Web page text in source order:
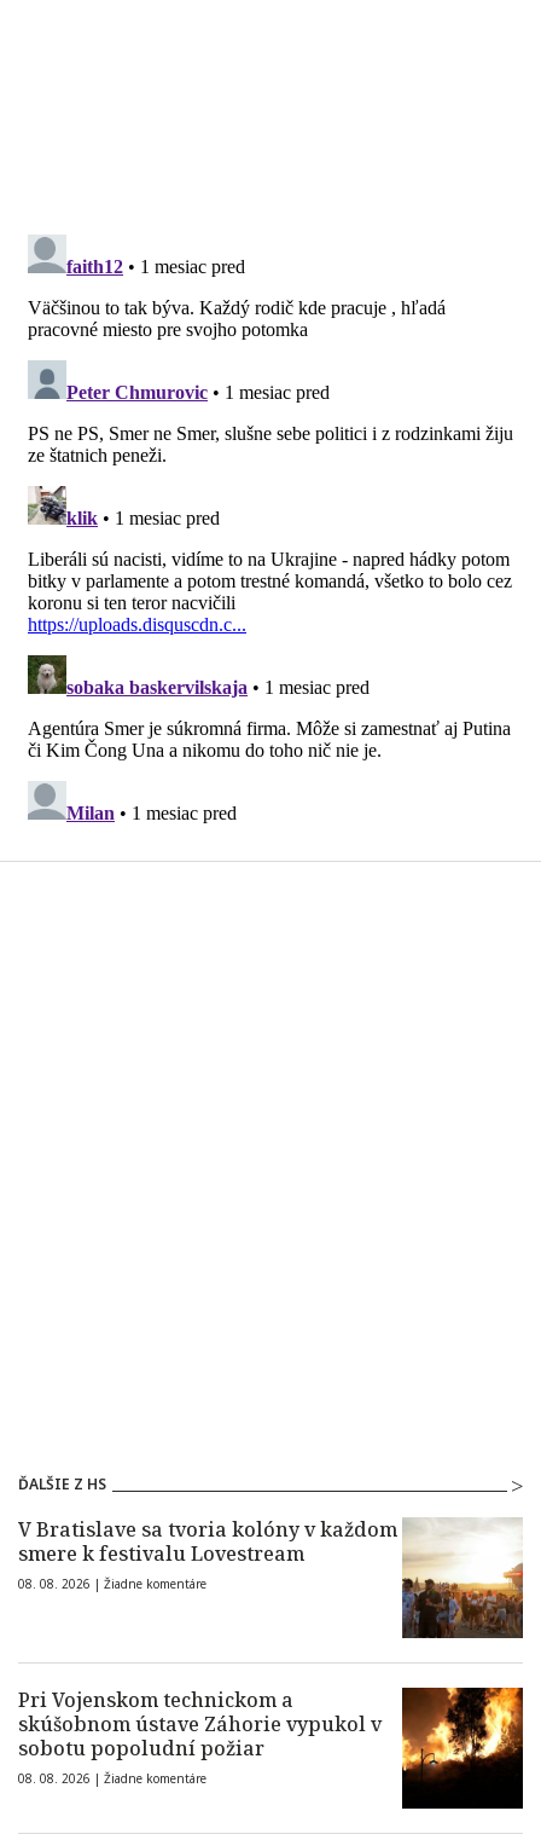
ĎALŠIE Z HS
V Bratislave sa tvoria kolóny v každom
smere k festivalu Lovestream
08. 08. 2026 | Žiadne komentáre
Pri Vojenskom technickom a
skúšobnom ústave Záhorie vypukol v
sobotu popoludní požiar
08. 08. 2026 | Žiadne komentáre